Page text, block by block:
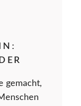
gemacht,